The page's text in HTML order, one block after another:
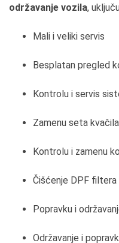
održavanje vozila,
Mali i veliki servis
Besplatan pregled
Kontrolu i servis
Zamenu seta
Kontrolu i zamenu
Čišćenje DPF filtera
Popravku i
Održavanje i